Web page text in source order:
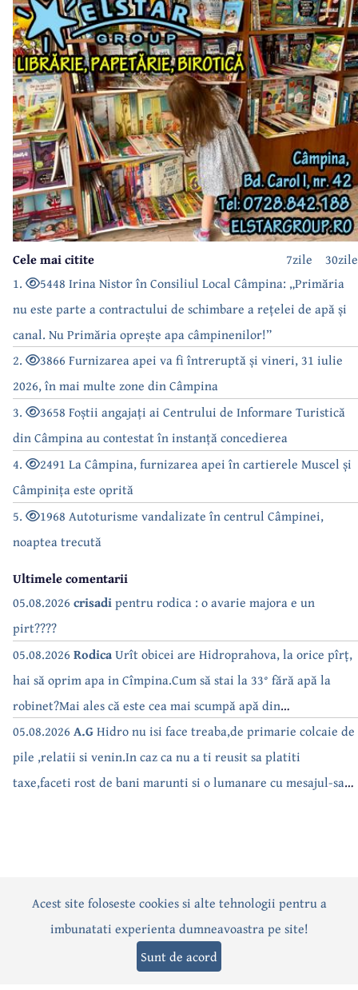
30zile
7zile
Cele mai citite
1.
5448 Irina Nistor în Consiliul Local Câmpina: „Primăria
nu este parte a contractului de schimbare a rețelei de apă și
canal. Nu Primăria oprește apa câmpinenilor!”
2.
3866 Furnizarea apei va fi întreruptă și vineri, 31 iulie
2026, în mai multe zone din Câmpina
3.
3658 Foștii angajați ai Centrului de Informare Turistică
din Câmpina au contestat în instanță concedierea
4.
2491 La Câmpina, furnizarea apei în cartierele Muscel și
Câmpinița este oprită
5.
1968 Autoturisme vandalizate în centrul Câmpinei,
noaptea trecută
Ultimele comentarii
05.08.2026 crisadipentru rodica : o avarie majora e un
pirt????
05.08.2026 RodicaUrît obicei are Hidroprahova, la orice pîrț,
hai să oprim apa in Cîmpina.Cum să stai la 33° fără apă la
robinet?Mai ales că este cea mai scumpă apă din
Romînua.RUȘINE!
05.08.2026 A.GHidro nu isi face treaba,de primarie colcaie de
pile ,relatii si venin.In caz ca nu a ti reusit sa platiti
taxe,faceti rost de bani marunti si o lumanare cu mesajul-sa
ActualitatePoliticăSocialEvenimentInterviuri
Editorial Sport Anunțuri
Acest site foloseste cookies si alte tehnologii pentru a
imbunatati experienta dumneavoastra pe site!
Sunt de acord